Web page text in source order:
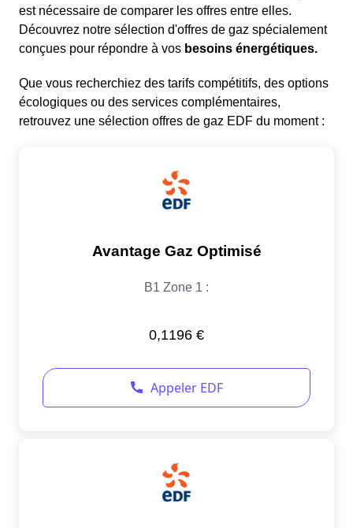
est nécessaire de comparer les offres entre elles.
Découvrez notre sélection d'offres de gaz spécialement
conçues pour répondre à vos besoins énergétiques.
Que vous recherchiez des tarifs compétitifs, des options
écologiques ou des services complémentaires,
retrouvez une sélection offres de gaz EDF du moment :